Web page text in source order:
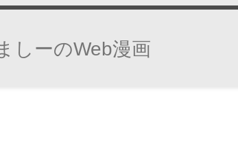
しーのWeb漫画